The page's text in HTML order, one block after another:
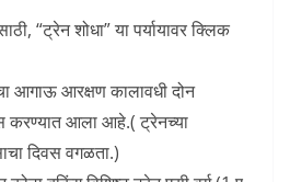
“ट्रेन शोधा” या पर्यायावर क्लिक
आगाऊ आरक्षण कालावधी दोन
करण्यात आला आहे.( ट्रेनच्या
दिवस वगळता.)